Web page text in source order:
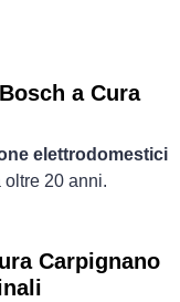
a Cura
elettrodomestici
oltre 20 anni.
Carpignano